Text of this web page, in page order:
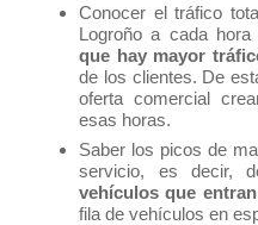
Conocer el tráfico
Logroño a cada hora
que hay mayor
de los clientes. De
oferta comercial
esas horas.
Saber los picos de
servicio, es decir,
vehículos que entran
fila de vehículos en